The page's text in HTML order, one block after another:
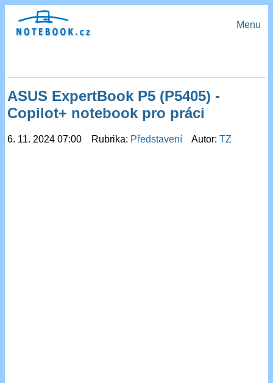
Menu
ASUS ExpertBook P5 (P5405) -
Copilot+ notebook pro práci
6. 11. 2024 07:00 Rubrika: Představení Autor:TZ